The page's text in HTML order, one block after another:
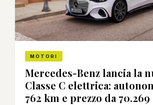
MOTORI
Mercedes-Benz lancia la
Classe C elettrica:
762 km e prezzo da